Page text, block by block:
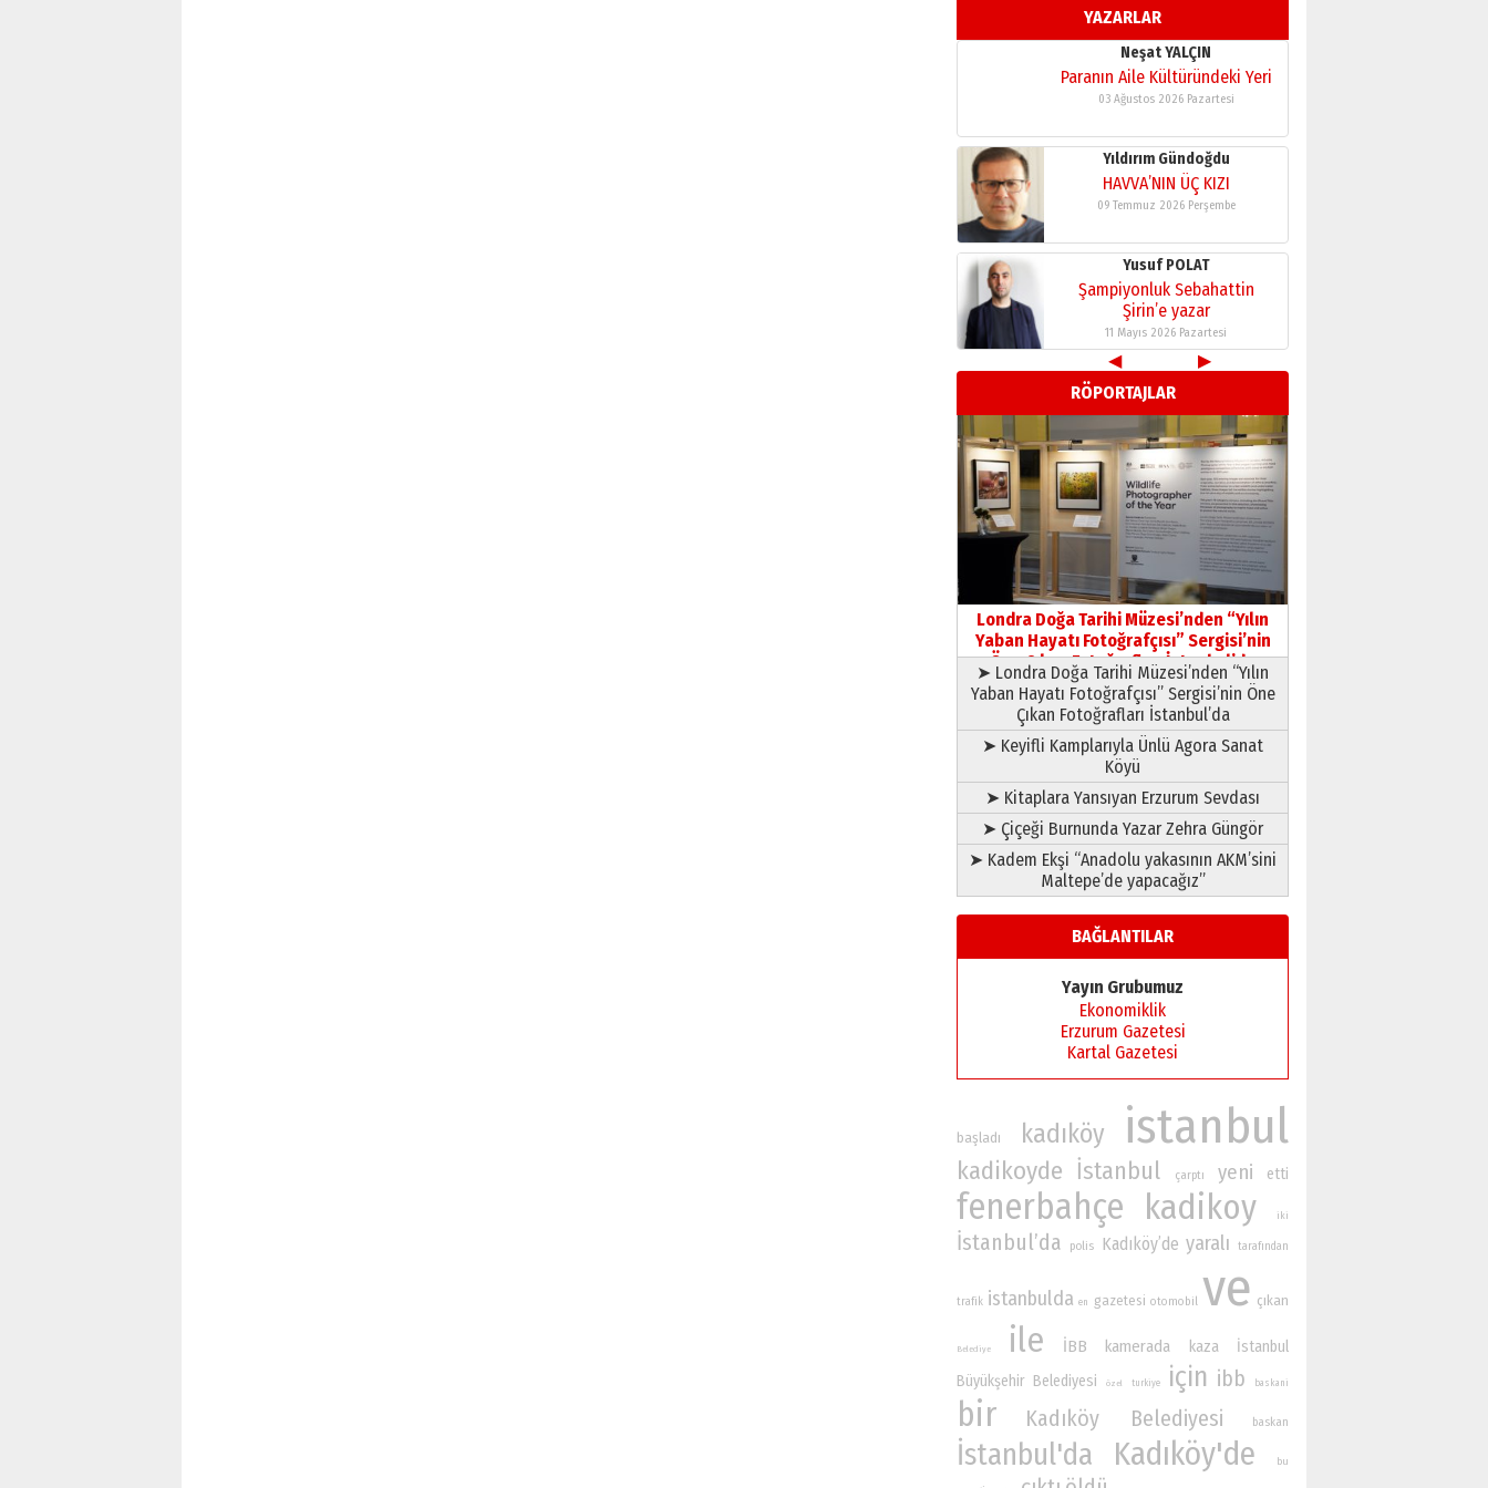
YAZARLAR
11 Mayıs 2026 Pazartesi
Neşat YALÇIN
Paranın Aile Kültüründeki Yeri
03 Ağustos 2026 Pazartesi
Yıldırım Gündoğdu
HAVVA’NIN ÜÇ KIZI
09 Temmuz 2026 Perşembe
Yusuf POLAT
Şampiyonluk Sebahattin
Şirin’e yazar
11 Mayıs 2026 Pazartesi
Neşat YALÇIN
Paranın Aile Kültüründeki Yeri
03 Ağustos 2026 Pazartesi
Yıldırım Gündoğdu
HAVVA’NIN ÜÇ KIZI
09 Temmuz 2026 Perşembe
Yusuf POLAT
Şampiyonluk Sebahattin
Şirin’e yazar
11 Mayıs 2026 Pazartesi
◀
▶
RÖPORTAJLAR
Londra Doğa Tarihi Müzesi’nden “Yılın
Yaban Hayatı Fotoğrafçısı” Sergisi’nin
Öne Çıkan Fotoğrafları İstanbul’da
➤ Londra Doğa Tarihi Müzesi’nden “Yılın
Yaban Hayatı Fotoğrafçısı” Sergisi’nin Öne
Çıkan Fotoğrafları İstanbul’da
➤ Keyifli Kamplarıyla Ünlü Agora Sanat
Köyü
➤ Kitaplara Yansıyan Erzurum Sevdası
➤ Çiçeği Burnunda Yazar Zehra Güngör
➤ Kadem Ekşi “Anadolu yakasının AKM’sini
Maltepe’de yapacağız”
BAĞLANTILAR
Yayın Grubumuz
Ekonomiklik
Erzurum Gazetesi
Kartal Gazetesi
başladı kadıköy istanbul
kadikoyde İstanbul çarptı yeni etti
fenerbahçe kadikoy iki
İstanbul’da polis Kadıköy’de yaralı tarafından
trafik istanbulda en gazetesi otomobil ve çıkan
Belediye ile İBB kamerada kaza
İstanbul
Büyükşehir Belediyesi
özel turkiye için ibb baskani
bir Kadıköy Belediyesi baskan
İstanbul'da Kadıköy'de bu